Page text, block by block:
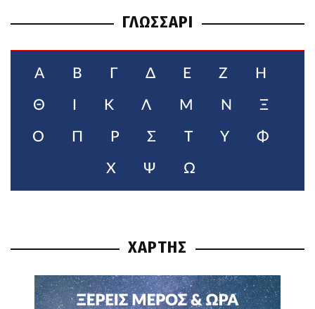
ΓΛΩΣΣΑΡΙ
Α Β Γ Δ Ε Ζ Η
Θ Κ Λ Μ Ν Ξ
Ο Π Ρ Σ Τ Υ Φ
Χ Ψ Ω
ΧΑΡΤΗΣ